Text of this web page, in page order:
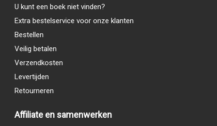
U kunt een boek niet vinden?
Extra bestelservice voor onze klanten
Bestellen
Veilig betalen
Verzendkosten
Levertijden
Retourneren
Affiliate en samenwerken